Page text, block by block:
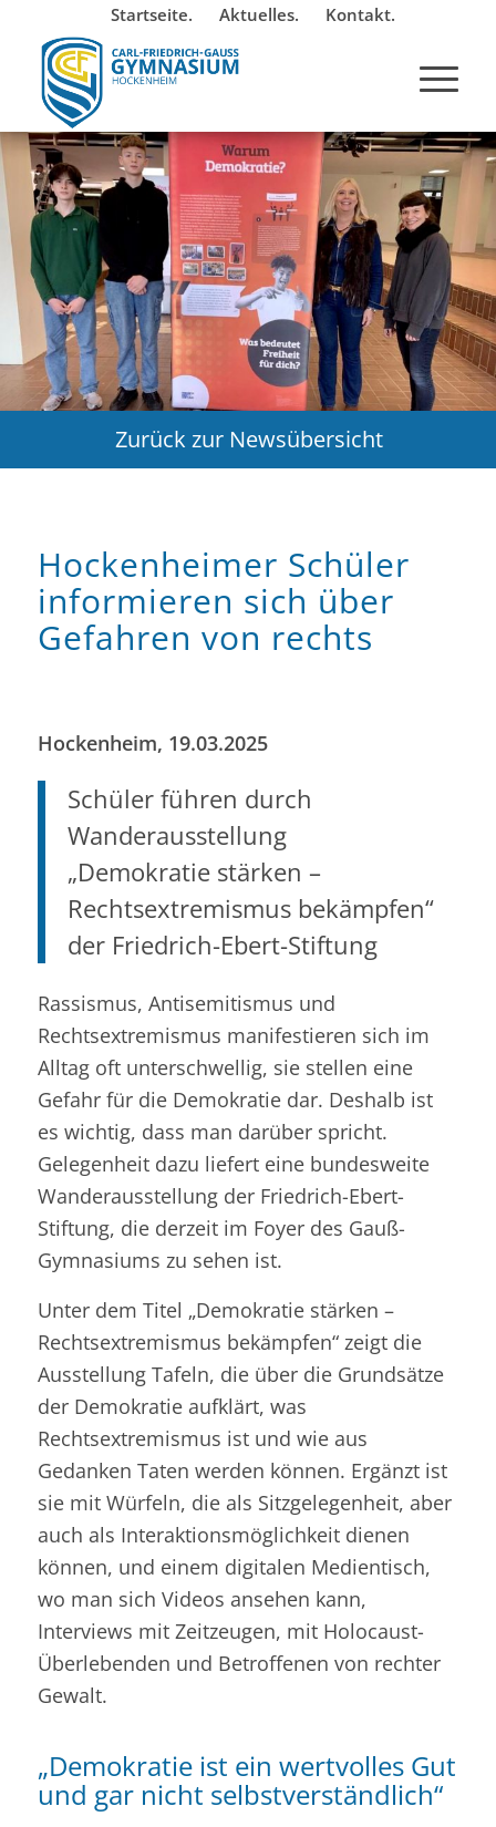
Startseite. Aktuelles. Kontakt.
Zurück zur Newsübersicht
Hockenheimer Schüler
informieren sich über
Gefahren von rechts
Hockenheim, 19.03.2025
Schüler führen durch
Wanderausstellung
„Demokratie stärken –
Rechtsextremismus bekämpfen“
der Friedrich-Ebert-Stiftung
Rassismus, Antisemitismus und
Rechtsextremismus manifestieren sich im
Alltag oft unterschwellig, sie stellen eine
Gefahr für die Demokratie dar. Deshalb ist
es wichtig, dass man darüber spricht.
Gelegenheit dazu liefert eine bundesweite
Wanderausstellung der Friedrich-Ebert-
Stiftung, die derzeit im Foyer des Gauß-
Gymnasiums zu sehen ist.
Unter dem Titel „Demokratie stärken –
Rechtsextremismus bekämpfen“ zeigt die
Ausstellung Tafeln, die über die Grundsätze
der Demokratie aufklärt, was
Rechtsextremismus ist und wie aus
Gedanken Taten werden können. Ergänzt ist
sie mit Würfeln, die als Sitzgelegenheit, aber
auch als Interaktionsmöglichkeit dienen
können, und einem digitalen Medientisch,
wo man sich Videos ansehen kann,
Interviews mit Zeitzeugen, mit Holocaust-
Überlebenden und Betroffenen von rechter
Gewalt.
„Demokratie ist ein wertvolles Gut
und gar nicht selbstverständlich“